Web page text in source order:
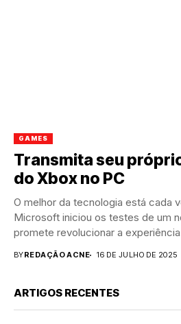
GAMES
Transmita seu
do Xbox no PC
O melhor da tecnologia está cada
Microsoft iniciou os testes de um
promete revolucionar a
BYREDAÇÃO ACNE 16 DE JULHO DE 2025
ARTIGOS RECENTES